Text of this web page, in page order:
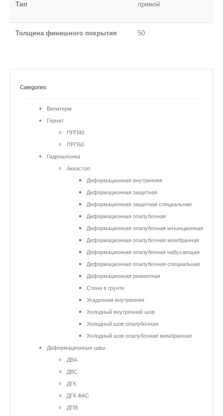
Тип прямой
Толщина финишного покрытия 50
Categories
Вилатерм
Гернит
ПРП40
ПРП60
Гидрошпонка
Аквастоп
Деформационная внутренняя
Деформационная защитная
Деформационная защитная специальная
Деформационная опалубочная
Деформационная опалубочная инъекционная
Деформационная опалубочная мембранная
Деформационная опалубочная набухающая
Деформационная опалубочная специальная
Деформационная ремонтная
Стена в грунте
Усадочная внутренняя
Холодный внутренний шов
Холодный шов опалубочная
Холодный шов опалубочная мембранная
Деформационные швы
ДВА
ДВС
ДГК
ДГК ФАС
ДПВ